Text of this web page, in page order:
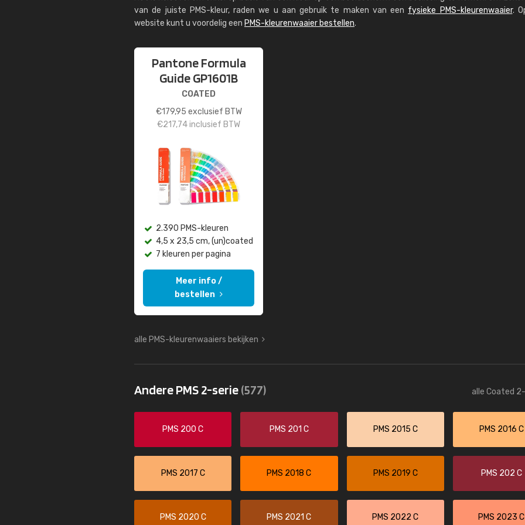
van de juiste PMS-kleur, raden we u aan gebruik te maken van een fysieke PMS-kleurenwaaier.
website kunt u voordelig een PMS-kleurenwaaier bestellen.
Pantone Formula
Guide GP1601B
COATED
€179,95 exclusief BTW
€217,74inclusief BTW
2.390 PMS-kleuren
4,5 x 23,5 cm, (un)coated
7 kleuren per pagina
Meer info /
bestellen
alle PMS-kleurenwaaiers bekijken
Andere PMS 2-serie(577) alle Coated
PMS 200 C PMS 201 C PMS 2015 C PMS 2016 C
PMS 2017 C PMS 2018 C PMS 2019 C PMS 202 C
PMS 2020 C PMS 2021 C PMS 2022 C PMS 2023 C